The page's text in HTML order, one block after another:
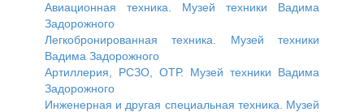
Авиационная техника. Музей техники Вадима
Задорожного
Легкобронированная техника. Музей техники
Вадима Задорожного
Артиллерия, РСЗО, ОТР. Музей техники Вадима
Задорожного
Инженерная и другая специальная техника. Музей